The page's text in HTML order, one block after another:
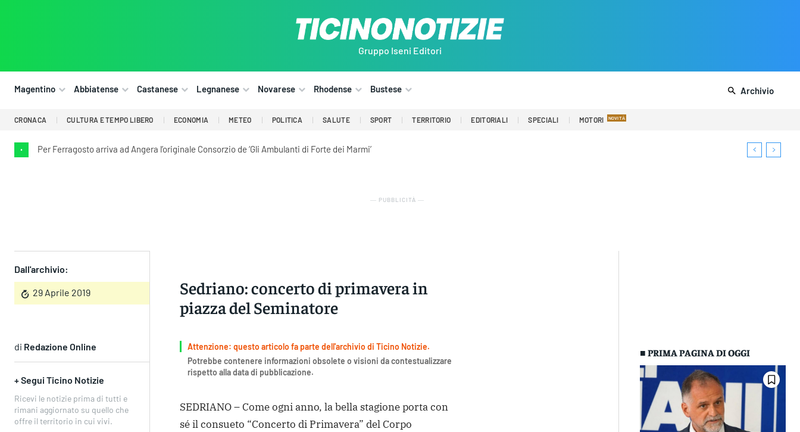
Gruppo Iseni Editori
Magentino Abbiatense Castanese Legnanese Novarese Rhodense Bustese Archivio
CRONACA CULTURA E TEMPO LIBERO ECONOMIA METEO POLITICA SALUTE SPORT TERRITORIO EDITORIALI SPECIALI MOTORI
• Per Ferragosto arriva ad Angera l’originale Consorzio de ‘Gli Ambulanti di Forte dei Marmi’
― PUBBLICITÀ ―
Dall'archivio:
29 Aprile 2019
Sedriano: concerto di primavera in
piazza del Seminatore
di Redazione Online
+ Segui Ticino Notizie
Ricevi le notizie prima di tutti e
rimani aggiornato su quello che
offre il territorio in cui vivi.
Attenzione: questo articolo fa parte dell'archivio di Ticino Notizie.
Potrebbe contenere informazioni obsolete o visioni da contestualizzare
rispetto alla data di pubblicazione.
SEDRIANO – Come ogni anno, la bella stagione porta con
sé il consueto “Concerto di Primavera” del Corpo
■ PRIMA PAGINA DI OGGI